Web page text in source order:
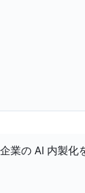
業の AI 内製化